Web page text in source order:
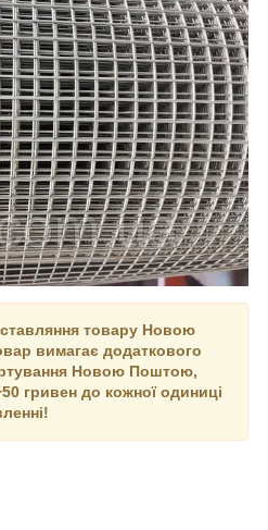
товару Новою
вимагає додаткового
Новою Поштою,
гривен до кожної одиниці